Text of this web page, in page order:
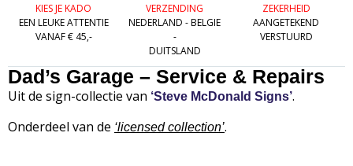
KIES JE KADO
EEN LEUKE ATTENTIE
VANAF € 45,-
VERZENDING
NEDERLAND - BELGIE
-
DUITSLAND
ZEKERHEID
AANGETEKEND
VERSTUURD
Dad’s Garage – Service & Repairs
Uit de sign-collectie van ‘Steve McDonald Signs’.
Onderdeel van de ‘licensed collection’.